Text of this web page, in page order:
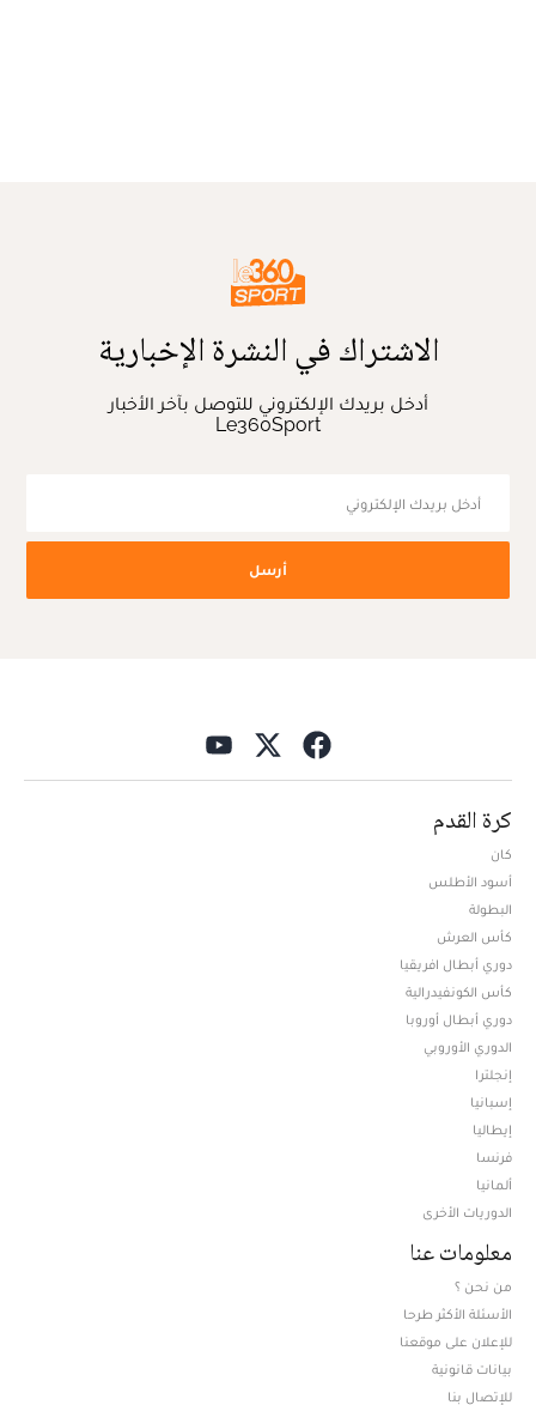
الاشتراك في النشرة الإخبارية
أدخل بريدك الإلكتروني للتوصل بآخر الأخبار
Le360Sport
أرسل
كرة القدم
كان
أسود الأطلس
البطولة
كأس العرش
دوري أبطال افريقيا
كأس الكونفيدرالية
دوري أبطال أوروبا
الدوري الأوروبي
إنجلترا
إسبانيا
إيطاليا
فرنسا
ألمانيا
الدوريات الأخرى
معلومات عنا
من نحن ؟
الأسئلة الأكثر طرحا
للإعلان على موقعنا
بيانات قانونية
للإتصال بنا